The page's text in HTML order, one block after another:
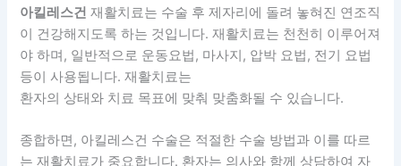
아킬레스건 재활치료는 수술 후 제자리에 돌려 놓혀진 연조직
이 건강해지도록 하는 것입니다. 재활치료는 천천히 이루어져
야 하며, 일반적으로 운동요법, 마사지, 압박 요법, 전기 요법
등이 사용됩니다. 재활치료는
환자의 상태와 치료 목표에 맞춰 맞춤화될 수 있습니다.
종합하면, 아킬레스건 수술은 적절한 수술 방법과 이를 따르
는 재활치료가 중요합니다. 환자는 의사와 함께 상담하여 자